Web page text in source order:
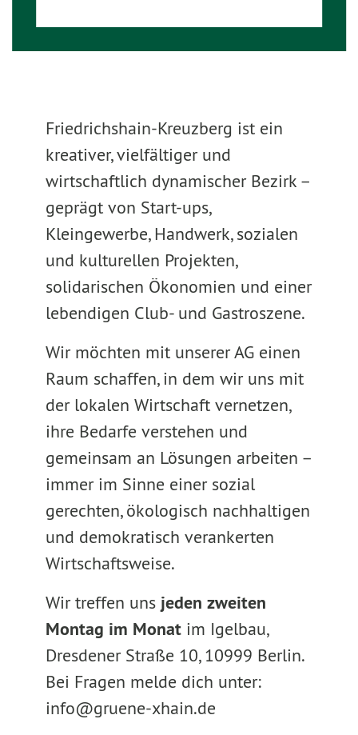
Friedrichshain-Kreuzberg ist ein
kreativer, vielfältiger und
wirtschaftlich dynamischer Bezirk –
geprägt von Start-ups,
Kleingewerbe, Handwerk, sozialen
und kulturellen Projekten,
solidarischen Ökonomien und einer
lebendigen Club- und Gastroszene.
Wir möchten mit unserer AG einen
Raum schaffen, in dem wir uns mit
der lokalen Wirtschaft vernetzen,
ihre Bedarfe verstehen und
gemeinsam an Lösungen arbeiten –
immer im Sinne einer sozial
gerechten, ökologisch nachhaltigen
und demokratisch verankerten
Wirtschaftsweise.
Wir treffen unsjeden zweiten
Montag im Monatim Igelbau,
Dresdener Straße 10, 10999 Berlin.
Bei Fragen melde dich unter:
info@gruene-xhain.de